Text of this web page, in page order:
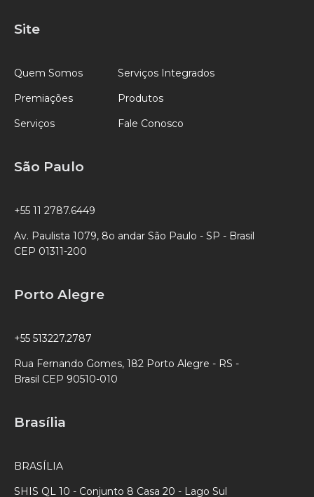
Site
Quem Somos
Premiações
Serviços
Serviços Integrados
Produtos
Fale Conosco
São Paulo
+55 11 2787.6449
Av. Paulista 1079, 8o andar São Paulo - SP - Brasil
CEP 01311-200
Porto Alegre
+55 513227.2787
Rua Fernando Gomes, 182 Porto Alegre - RS -
Brasil CEP 90510-010
Brasília
BRASÍLIA
SHIS QL 10 - Conjunto 8 Casa 20 - Lago Sul